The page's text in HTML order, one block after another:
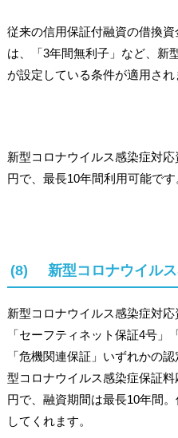
従来の信用保証付融資の借換
は、「3年間無利子」など、新
が設定している条件が適用され
新型コロナウイルス感染症対
円で、最長10年間利用可能です
(8) 新型コロナウイルス
新型コロナウイルス感染症対応
「セーフティネット保証4号」
「危機関連保証」いずれかの
型コロナウイルス感染症保証
円で、融資期間は最長10年間
してくれます。